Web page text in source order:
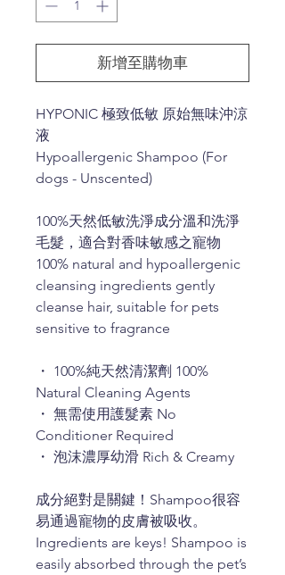
新增至購物車
HYPONIC 極致低敏 原始無味沖涼
液
Hypoallergenic Shampoo (For
dogs - Unscented)
100%天然低敏洗淨成分溫和洗淨
毛髮，適合對香味敏感之寵物
100% natural and hypoallergenic
cleansing ingredients gently
cleanse hair, suitable for pets
sensitive to fragrance
・ 100%純天然清潔劑 100%
Natural Cleaning Agents
・ 無需使用護髮素 No
Conditioner Required
・ 泡沫濃厚幼滑 Rich & Creamy
成分絕對是關鍵！Shampoo很容
易通過寵物的皮膚被吸收。
Ingredients are keys! Shampoo is
easily absorbed through the pet’s